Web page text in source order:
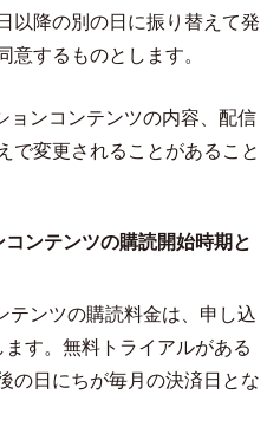
以降の別の日に振り替えて発
意するものとします。
ンコンテンツの内容、配信
で変更されることがあること
ンテンツの購読開始時期と
ンツの購読料金は、申し込
す。無料トライアルがある
の日にちが毎月の決済日とな